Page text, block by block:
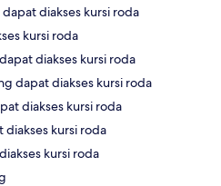
diakses kursi roda
kursi roda
diakses kursi roda
dapat diakses kursi roda
diakses kursi roda
diakses kursi roda
kursi roda